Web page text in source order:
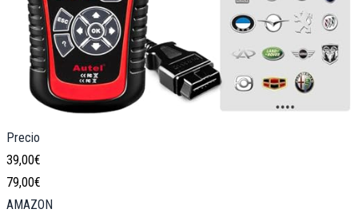
Precio
39,00€
79,00€
AMAZON